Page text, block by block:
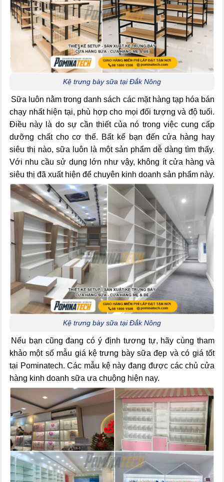
Kệ trưng bày sữa tại Đắk Nông
Sữa luôn nằm trong danh sách các mặt hàng tạp hóa bán
chạy nhất hiện tại, phù hợp cho mọi đối tượng và độ tuổi.
Điều này là do sự cần thiết của nó trong việc cung cấp
dưỡng chất cho cơ thể. Bất kể bạn đến cửa hàng hay
siêu thị nào, sữa luôn là một sản phẩm dễ dàng tìm thấy.
Với nhu cầu sử dụng lớn như vậy, không ít cửa hàng và
siêu thị đã xuất hiện để chuyên kinh doanh sản phẩm này.
Kệ trưng bày sữa tại Đắk Nông
Nếu bạn cũng đang có ý định tương tự, hãy cùng tham
khảo một số mẫu giá kệ trưng bày sữa đẹp và có giá tốt
tại Pominatech. Các mẫu kệ này đang được các chủ cửa
hàng kinh doanh sữa ưa chuộng hiện nay.